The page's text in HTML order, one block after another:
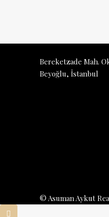
Bereketzade Mah.
Beyoğlu, İstanbul
© Asuman Aykut